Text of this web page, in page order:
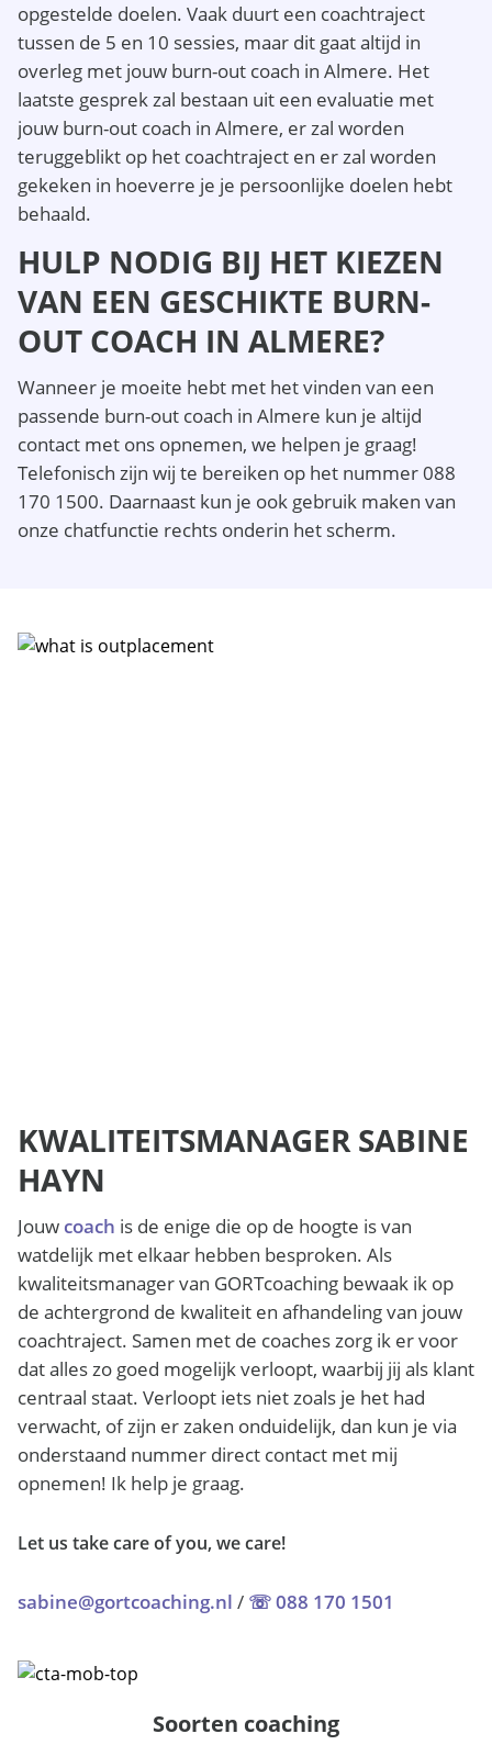
opgestelde doelen. Vaak duurt een coachtraject
tussen de 5 en 10 sessies, maar dit gaat altijd in
overleg met jouw burn-out coach in Almere. Het
laatste gesprek zal bestaan uit een evaluatie met
jouw burn-out coach in Almere, er zal worden
teruggeblikt op het coachtraject en er zal worden
gekeken in hoeverre je je persoonlijke doelen hebt
behaald.
HULP NODIG BIJ HET KIEZEN
VAN EEN GESCHIKTE BURN-
OUT COACH IN ALMERE?
Wanneer je moeite hebt met het vinden van een
passende burn-out coach in Almere kun je altijd
contact met ons opnemen, we helpen je graag!
Telefonisch zijn wij te bereiken op het nummer 088
170 1500. Daarnaast kun je ook gebruik maken van
onze chatfunctie rechts onderin het scherm.
KWALITEITSMANAGER SABINE
HAYN
Jouw coach is de enige die op de hoogte is van
watdelijk met elkaar hebben besproken. Als
kwaliteitsmanager van GORTcoaching bewaak ik op
de achtergrond de kwaliteit en afhandeling van jouw
coachtraject. Samen met de coaches zorg ik er voor
dat alles zo goed mogelijk verloopt, waarbij jij als klant
centraal staat. Verloopt iets niet zoals je het had
verwacht, of zijn er zaken onduidelijk, dan kun je via
onderstaand nummer direct contact met mij
opnemen! Ik help je graag.
Let us take care of you, we care!
sabine@gortcoaching.nl / ☏ 088 170 1501
Soorten coaching